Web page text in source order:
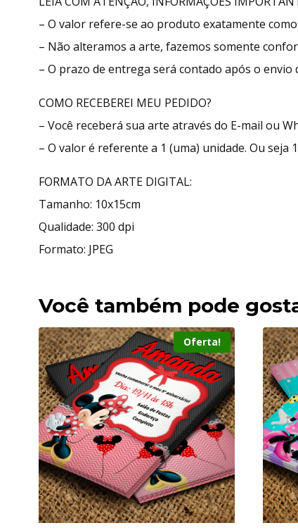
– O valor refere-se ao produto exatamente
– Não alteramos a arte, fazemos somente
– O prazo de entrega será contado após o
COMO RECEBEREI MEU PEDIDO?
– Você receberá sua arte através do E-mail ou
– O valor é referente a 1 (uma) unidade. Ou seja
FORMATO DA ARTE DIGITAL:
Tamanho: 10x15cm
Qualidade: 300 dpi
Formato: JPEG
Você também pode
Oferta!